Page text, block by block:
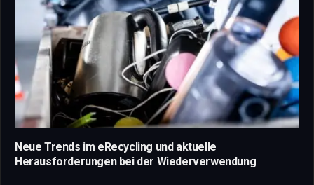
Neue Trends im eRecycling und aktuelle
Herausforderungen bei der Wiederverwendung